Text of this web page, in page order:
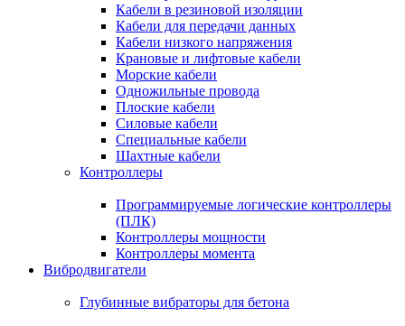
Кабели в резиновой изоляции
Кабели для передачи данных
Кабели низкого напряжения
Крановые и лифтовые кабели
Морские кабели
Одножильные провода
Плоские кабели
Силовые кабели
Специальные кабели
Шахтные кабели
Контроллеры
Программируемые логические контроллеры
(ПЛК)
Контроллеры мощности
Контроллеры момента
Вибродвигатели
Глубинные вибраторы для бетона